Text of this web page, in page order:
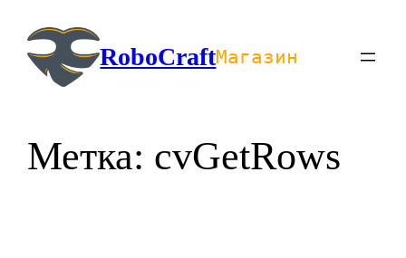
содержимомуRoboCraftМагазин
Метка: cvGetRows